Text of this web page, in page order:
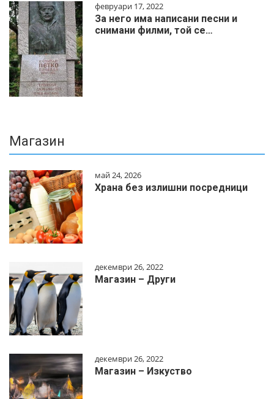
февруари 17, 2022
За него има написани песни и
снимани филми, той се…
Магазин
май 24, 2026
Храна без излишни посредници
декември 26, 2022
Магазин – Други
декември 26, 2022
Магазин – Изкуство